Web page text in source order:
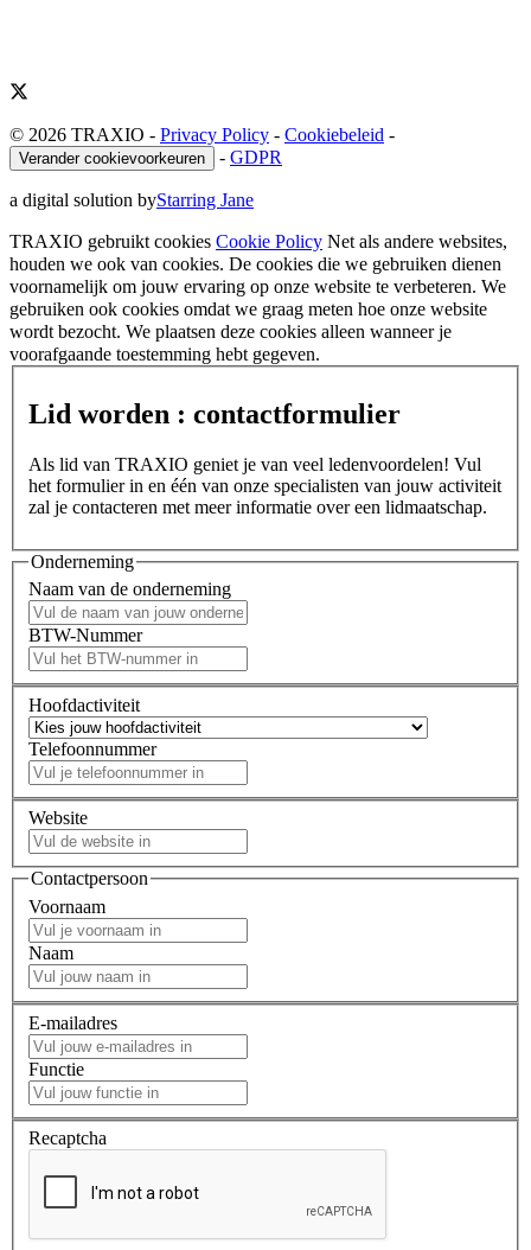
© 2026 TRAXIO - Privacy Policy - Cookiebeleid -
Verander cookievoorkeuren - GDPR
a digital solution byStarring Jane
TRAXIO gebruikt cookies Cookie Policy Net als andere websites,
houden we ook van cookies. De cookies die we gebruiken dienen
voornamelijk om jouw ervaring op onze website te verbeteren. We
gebruiken ook cookies omdat we graag meten hoe onze website
wordt bezocht. We plaatsen deze cookies alleen wanneer je
voorafgaande toestemming hebt gegeven.
Lid worden : contactformulier
Als lid van TRAXIO geniet je van veel ledenvoordelen! Vul
het formulier in en één van onze specialisten van jouw activiteit
zal je contacteren met meer informatie over een lidmaatschap.
Onderneming
Naam van de onderneming
BTW-Nummer
Hoofdactiviteit
Telefoonnummer
Website
Contactpersoon
Voornaam
Naam
E-mailadres
Functie
Recaptcha